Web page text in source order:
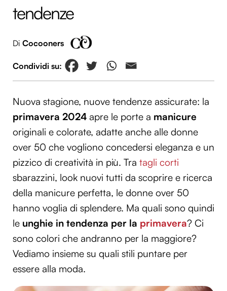
tendenze
Di Cocooners
Nuova stagione, nuove tendenze assicurate: la
primavera 2024 apre le porte a manicure
originali e colorate, adatte anche alle donne
over 50 che vogliono concedersi eleganza e un
pizzico di creatività in più. Tra tagli corti
sbarazzini, look nuovi tutti da scoprire e ricerca
della manicure perfetta, le donne over 50
hanno voglia di splendere. Ma quali sono quindi
le unghie in tendenza per la primavera? Ci
sono colori che andranno per la maggiore?
Vediamo insieme su quali stili puntare per
essere alla moda.